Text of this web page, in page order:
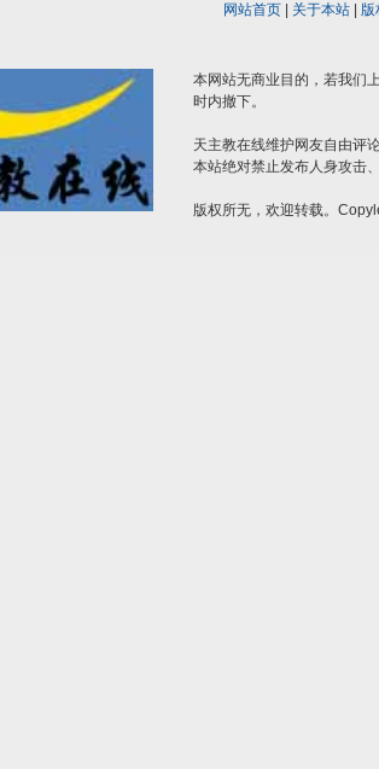
网站首页| 关于本站| 版
本网站无商业目的，若我们
时内撤下。
天主教在线维护网友自由评
本站绝对禁止发布人身攻击
版权所无，欢迎转载。